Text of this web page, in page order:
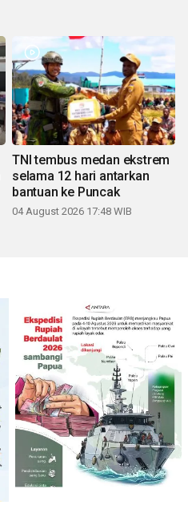
TNI tembus medan ekstrem
selama 12 hari antarkan
bantuan ke Puncak
04 August 2026 17:48 WIB